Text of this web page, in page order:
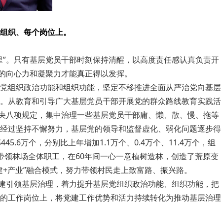
织、每个岗位上。
只有基层党员干部时刻保持清醒，以高度责任感认真负责开
心力和凝聚力才能真正得以发挥。
组织政治功能和组织功能，坚定不移推进全面从严治党向基层
从教育和引导广大基层党员干部开展党的群众路线教育实践活
项规定，集中治理一些基层党员干部庸、懒、散、慢、拖等
过坚持不懈努力，基层党的领导和监督虚化、弱化问题逐步得
万个，分别比上年增加1.1万个、0.4万个、11.4万个，组
林场全体职工，在60年间一心一意植树造林，创造了荒原变
业”融合模式，努力带领村民走上致富路、振兴路。
领基层治理，着力提升基层党组织政治功能、组织功能，把
工作岗位上，将党建工作优势和活力持续转化为推动基层治理